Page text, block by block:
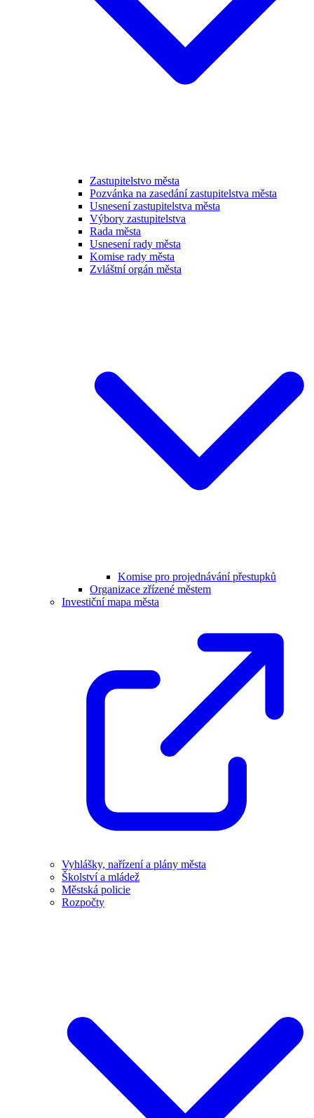
Zastupitelstvo města
Pozvánka na zasedání zastupitelstva města
Usnesení zastupitelstva města
Výbory zastupitelstva
Rada města
Usnesení rady města
Komise rady města
Zvláštní orgán města
Komise pro projednávání přestupků
Organizace zřízené městem
Investiční mapa města
Vyhlášky, nařízení a plány města
Školství a mládež
Městská policie
Rozpočty